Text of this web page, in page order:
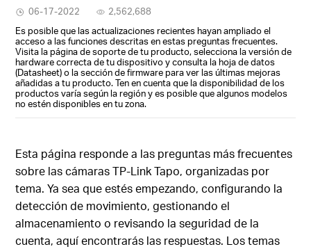
06-17-2022
2,562,688
Es posible que las actualizaciones recientes hayan ampliado el
acceso a las funciones descritas en estas preguntas frecuentes.
Visita la página de soporte de tu producto, selecciona la versión de
hardware correcta de tu dispositivo y consulta la hoja de datos
(Datasheet) o la sección de firmware para ver las últimas mejoras
añadidas a tu producto. Ten en cuenta que la disponibilidad de los
productos varía según la región y es posible que algunos modelos
no estén disponibles en tu zona.
Esta página responde a las preguntas más frecuentes
sobre las cámaras TP-Link Tapo, organizadas por
tema. Ya sea que estés empezando, configurando la
detección de movimiento, gestionando el
almacenamiento o revisando la seguridad de la
cuenta, aquí encontrarás las respuestas. Los temas